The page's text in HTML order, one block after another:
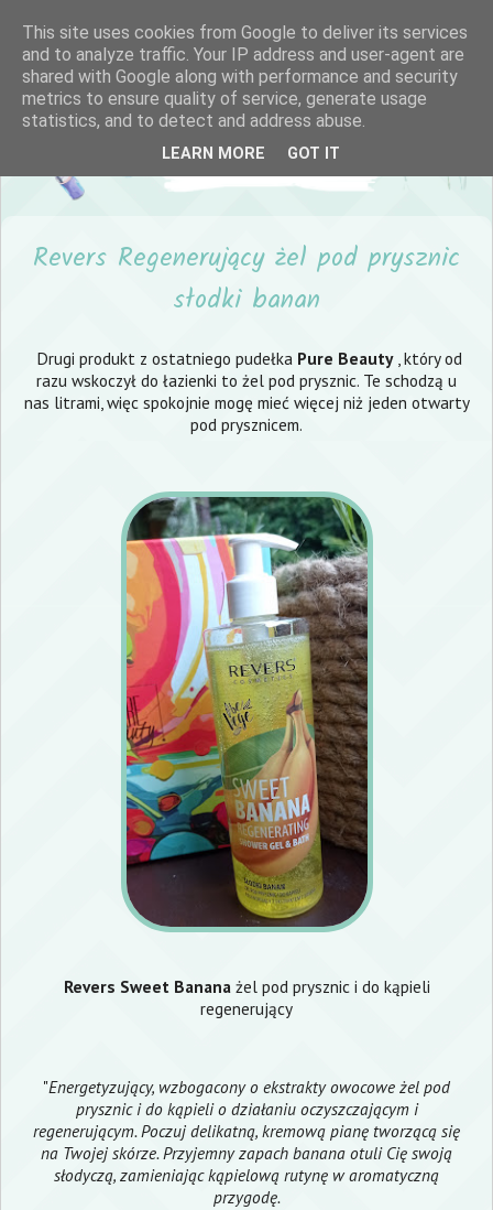
Revers Regenerujący żel pod prysznic
słodki banan
Drugi produkt z ostatniego pudełka Pure Beauty, który od
razu wskoczył do łazienki to żel pod prysznic. Te schodzą u
nas litrami, więc spokojnie mogę mieć więcej niż jeden otwarty
pod prysznicem.
Revers Sweet Bananażel pod prysznic i do kąpieli
regenerujący
"Energetyzujący, wzbogacony o ekstrakty owocowe żel pod
prysznic i do kąpieli o działaniu oczyszczającym i
regenerującym. Poczuj delikatną, kremową pianę tworzącą się
na Twojej skórze. Przyjemny zapach banana otuli Cię swoją
słodyczą, zamieniając kąpielową rutynę w aromatyczną
przygodę.
This site uses cookies from Google to deliver its services
and to analyze traffic. Your IP address and user-agent are
shared with Google along with performance and security
metrics to ensure quality of service, generate usage
statistics, and to detect and address abuse.
LEARN MORE GOT IT